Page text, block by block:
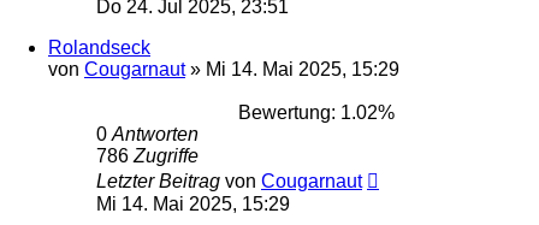
Do 24. Jul 2025, 23:51
Rolandseck
von Cougarnaut» Mi 14. Mai 2025, 15:29
Bewertung: 1.02%
0 Antworten
786 Zugriffe
Letzter Beitrag von Cougarnaut
Mi 14. Mai 2025, 15:29